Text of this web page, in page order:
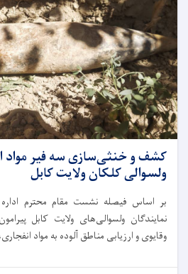
کشف و خنثی‌سازی سه فیر مواد
ولسوالی کلکان ولایت کابل
بر اساس فیصله نشست مقام محترم اداره
نمایندگان ولسوالی‌های ولایت کابل
وقایوی و ارزیابی مناطق آلوده به مواد